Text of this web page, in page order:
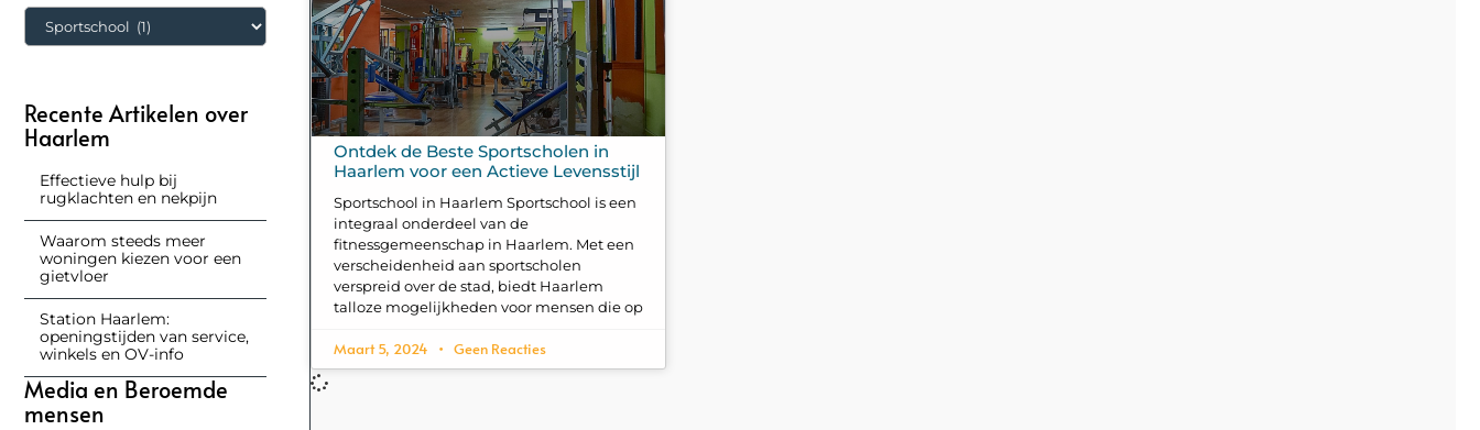
Recente Artikelen over
Haarlem
Effectieve hulp bij
rugklachten en nekpijn
Waarom steeds meer
woningen kiezen voor een
gietvloer
Station Haarlem:
openingstijden van service,
winkels en OV-info
Media en Beroemde
mensen
Ontdek de Beste Sportscholen in
Haarlem voor een Actieve Levensstijl
Sportschool in Haarlem Sportschool is een
integraal onderdeel van de
fitnessgemeenschap in Haarlem. Met een
verscheidenheid aan sportscholen
verspreid over de stad, biedt Haarlem
talloze mogelijkheden voor mensen die op
Maart 5, 2024 Geen Reacties